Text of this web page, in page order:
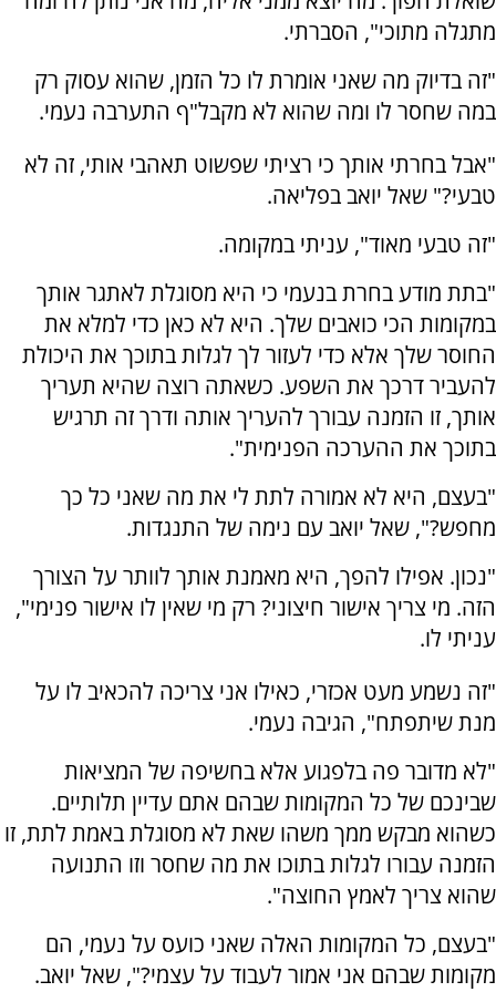
מתגלה מתוכי", הסברתי.
"זה בדיוק מה שאני אומרת לו כל הזמן, שהוא עסוק רק
במה שחסר לו ומה שהוא לא מקבל"ף התערבה נעמי.
"אבל בחרתי אותך כי רציתי שפשוט תאהבי אותי, זה לא
טבעי?" שאל יואב בפליאה.
"זה טבעי מאוד", עניתי במקומה.
"בתת מודע בחרת בנעמי כי היא מסוגלת לאתגר אותך
במקומות הכי כואבים שלך. היא לא כאן כדי למלא את
החוסר שלך אלא כדי לעזור לך לגלות בתוכך את היכולת
להעביר דרכך את השפע. כשאתה רוצה שהיא תעריך
אותך, זו הזמנה עבורך להעריך אותה ודרך זה תרגיש
בתוכך את ההערכה הפנימית".
"בעצם, היא לא אמורה לתת לי את מה שאני כל כך
מחפש?", שאל יואב עם נימה של התנגדות.
"נכון. אפילו להפך, היא מאמנת אותך לוותר על הצורך
הזה. מי צריך אישור חיצוני? רק מי שאין לו אישור פנימי",
עניתי לו.
"זה נשמע מעט אכזרי, כאילו אני צריכה להכאיב לו על
מנת שיתפתח", הגיבה נעמי.
"לא מדובר פה בלפגוע אלא בחשיפה של המציאות
שבינכם של כל המקומות שבהם אתם עדיין תלותיים.
כשהוא מבקש ממך משהו שאת לא מסוגלת באמת לתת, זו
הזמנה עבורו לגלות בתוכו את מה שחסר וזו התנועה
שהוא צריך לאמץ החוצה".
"בעצם, כל המקומות האלה שאני כועס על נעמי, הם
מקומות שבהם אני אמור לעבוד על עצמי?", שאל יואב.